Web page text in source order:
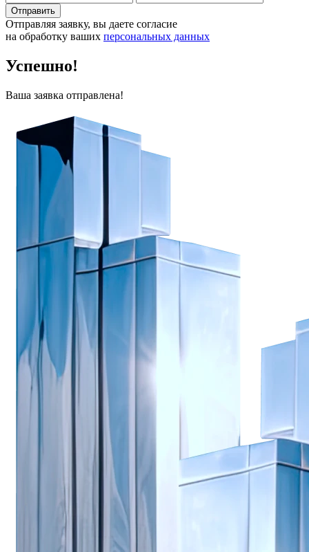
Отправить
Отправляя заявку, вы даете согласие
на обработку ваших персональных данных
Успешно!
Ваша заявка отправлена!